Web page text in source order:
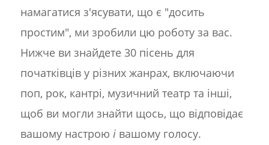
намагатися з'ясувати, що є "досить
простим", ми зробили цю роботу за вас.
Нижче ви знайдете 30 пісень для
початківців у різних жанрах, включаючи
поп, рок, кантрі, музичний театр та інші,
щоб ви могли знайти щось, що відповідає
вашому настрою івашому голосу.